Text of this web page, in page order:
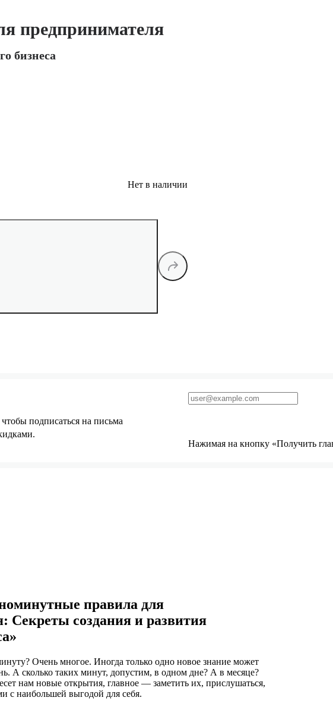
предпринимателя
бизнеса
Нет в наличии
правила для
Секреты создания и развития
Очень многое. Иногда только одно новое знание может
А сколько таких минут, допустим, в одном дне? А в месяце?
нам новые открытия, главное — заметить их, прислушаться,
с наибольшей выгодой для себя.
подписаться на письма
Нажимая на кнопку «Получить